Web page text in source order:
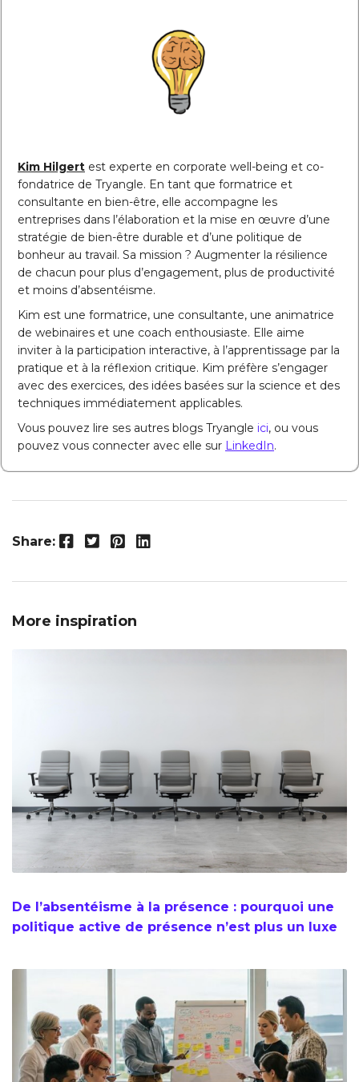
Kim Hilgert est experte en corporate well-being et co-
fondatrice de Tryangle. En tant que formatrice et
consultante en bien-être, elle accompagne les
entreprises dans l’élaboration et la mise en œuvre d’une
stratégie de bien-être durable et d’une politique de
bonheur au travail. Sa mission ? Augmenter la résilience
de chacun pour plus d’engagement, plus de productivité
et moins d’absentéisme.
Kim est une formatrice, une consultante, une animatrice
de webinaires et une coach enthousiaste. Elle aime
inviter à la participation interactive, à l’apprentissage par la
pratique et à la réflexion critique. Kim préfère s’engager
avec des exercices, des idées basées sur la science et des
techniques immédiatement applicables.
Vous pouvez lire ses autres blogs Tryangle ici, ou vous
pouvez vous connecter avec elle sur LinkedIn.
Share: Facebook
Twitter
Pinterest
LinkedIn
More inspiration
De l’absentéisme à la présence : pourquoi une
politique active de présence n’est plus un luxe